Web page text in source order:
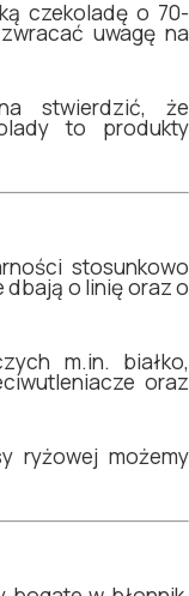
czekoladę o 70-
uwagę na
stwierdzić, że
to produkty
stosunkowo
dbają o linię oraz o
m.in. białko,
oraz
ryżowej możemy